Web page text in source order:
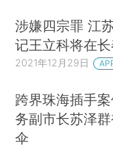
涉嫌四宗罪 江
记王立科将在
2021年12月29日
跨界珠海插手
务副市长苏泽
伞